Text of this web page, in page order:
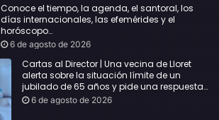
Conoce el tiempo, la agenda, el santoral, los
días internacionales, las efemérides y el
horóscopo…
6 de agosto de 2026
Cartas al Director | Una vecina de Lloret
alerta sobre la situación límite de un
jubilado de 65 años y pide una respuesta
urgente
6 de agosto de 2026